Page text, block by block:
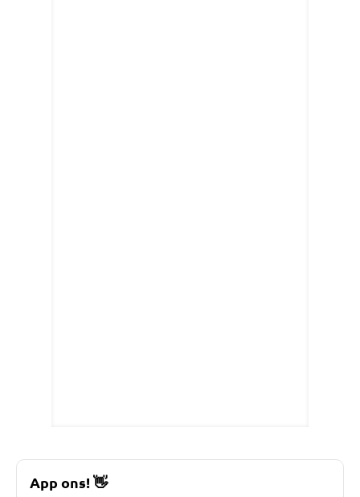
App ons!👋